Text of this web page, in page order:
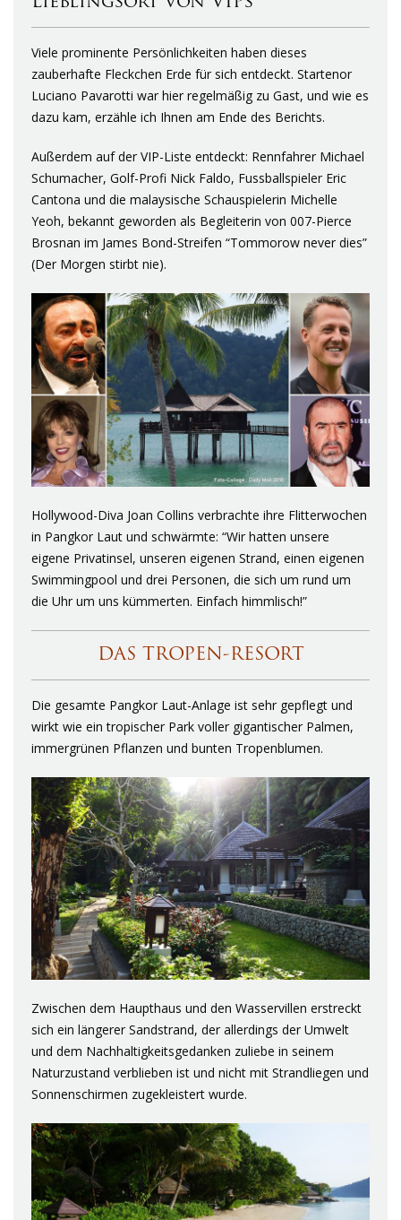
Viele prominente Persönlichkeiten haben dieses
zauberhafte Fleckchen Erde für sich entdeckt. Startenor
Luciano Pavarotti war hier regelmäßig zu Gast, und wie es
dazu kam, erzähle ich Ihnen am Ende des Berichts.
Außerdem auf der VIP-Liste entdeckt: Rennfahrer Michael
Schumacher, Golf-Profi Nick Faldo, Fussballspieler Eric
Cantona und die malaysische Schauspielerin Michelle
Yeoh, bekannt geworden als Begleiterin von 007-Pierce
Brosnan im James Bond-Streifen “Tommorow never dies”
(Der Morgen stirbt nie).
Hollywood-Diva Joan Collins verbrachte ihre Flitterwochen
in Pangkor Laut und schwärmte: “Wir hatten unsere
eigene Privatinsel, unseren eigenen Strand, einen eigenen
Swimmingpool und drei Personen, die sich um rund um
die Uhr um uns kümmerten. Einfach himmlisch!”
DAS TROPEN-RESORT
Die gesamte Pangkor Laut-Anlage ist sehr gepflegt und
wirkt wie ein tropischer Park voller gigantischer Palmen,
immergrünen Pflanzen und bunten Tropenblumen.
Zwischen dem Haupthaus und den Wasservillen erstreckt
sich ein längerer Sandstrand, der allerdings der Umwelt
und dem Nachhaltigkeitsgedanken zuliebe in seinem
Naturzustand verblieben ist und nicht mit Strandliegen und
Sonnenschirmen zugekleistert wurde.